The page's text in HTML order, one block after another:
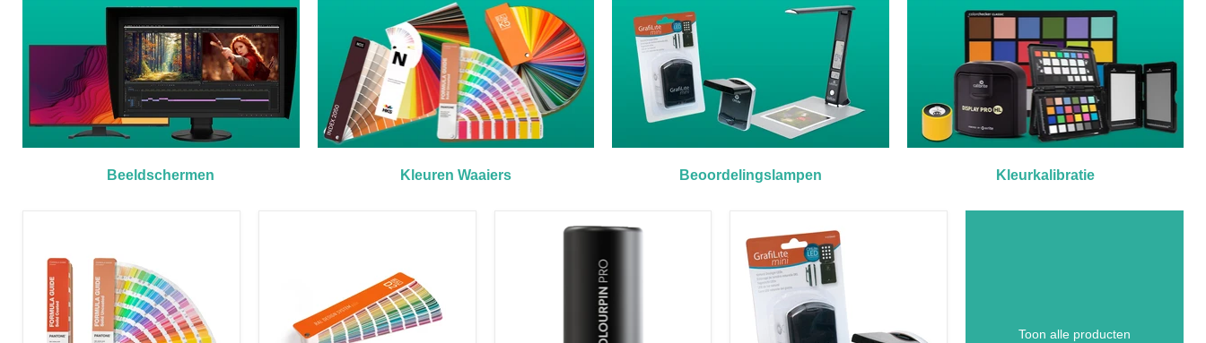
Beeldschermen Kleuren Waaiers Beoordelingslampen Kleurkalibratie
Toon alle producten